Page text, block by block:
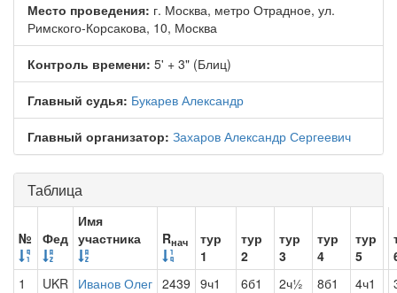
Место проведения: г. Москва, метро Отрадное, ул.
Римского-Корсакова, 10, Москва
Контроль времени: 5' + 3" (Блиц)
Главный судья: Букарев Александр
Главный организатор: Захаров Александр Сергеевич
Таблица
№ Фед
Имя
участника
Rнач
тур
1
тур
2
тур
3
тур
4
тур
5
1
UKR Иванов Олег 2439 9ч1 6б1 2ч½ 8б1 4ч1